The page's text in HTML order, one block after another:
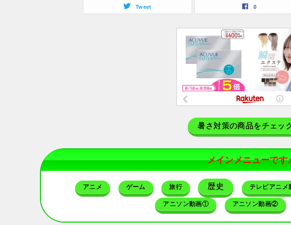
Tweet 0
暑さ対策の商品をチェッ
メインメニューです
アニメ ゲーム 旅行 歴史 テレビアニメ
アニソン動画① アニソン動画②